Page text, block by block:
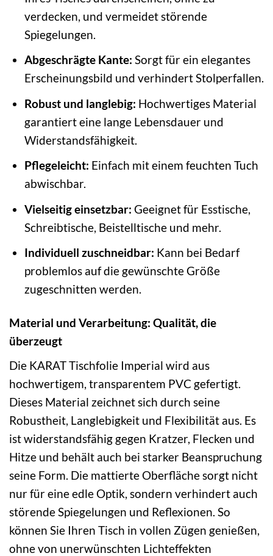
verdecken, und vermeidet störende
Spiegelungen.
Abgeschrägte Kante: Sorgt für ein elegantes
Erscheinungsbild und verhindert Stolperfallen.
Robust und langlebig: Hochwertiges Material
garantiert eine lange Lebensdauer und
Widerstandsfähigkeit.
Pflegeleicht: Einfach mit einem feuchten Tuch
abwischbar.
Vielseitig einsetzbar: Geeignet für Esstische,
Schreibtische, Beistelltische und mehr.
Individuell zuschneidbar: Kann bei Bedarf
problemlos auf die gewünschte Größe
zugeschnitten werden.
Material und Verarbeitung: Qualität, die
überzeugt
Die KARAT Tischfolie Imperial wird aus
hochwertigem, transparentem PVC gefertigt.
Dieses Material zeichnet sich durch seine
Robustheit, Langlebigkeit und Flexibilität aus. Es
ist widerstandsfähig gegen Kratzer, Flecken und
Hitze und behält auch bei starker Beanspruchung
seine Form. Die mattierte Oberfläche sorgt nicht
nur für eine edle Optik, sondern verhindert auch
störende Spiegelungen und Reflexionen. So
können Sie Ihren Tisch in vollen Zügen genießen,
ohne von unerwünschten Lichteffekten